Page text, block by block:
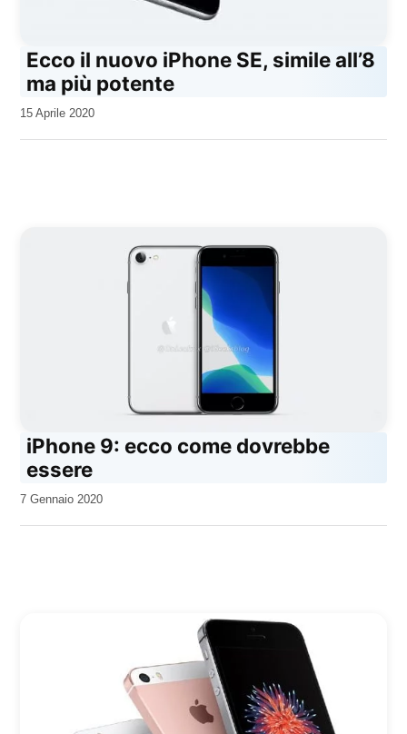
Ecco il nuovo iPhone SE, simile all’8
ma più potente
da
15 Aprile 2020
iPhone 9: ecco come dovrebbe
essere
da
7 Gennaio 2020